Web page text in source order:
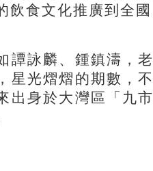
飲食文化推廣到全國
詠麟、鍾鎮濤，老
星光熠熠的期數，
出身於大灣區「九